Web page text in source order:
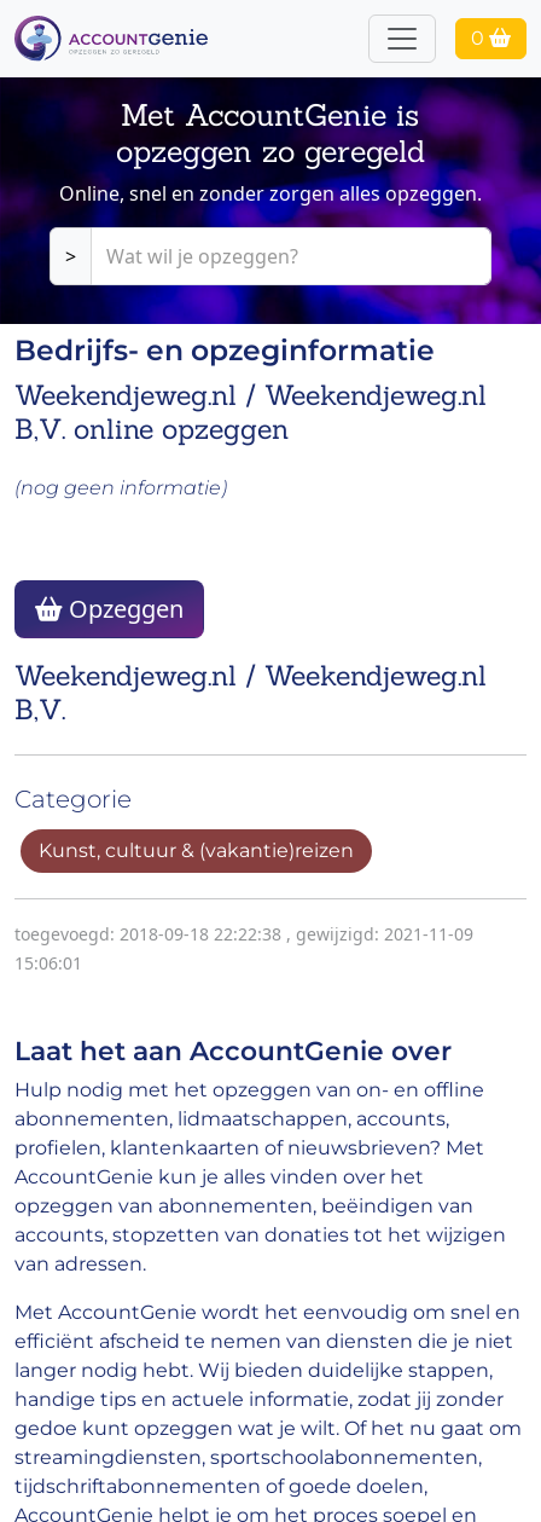
0
Met AccountGenie is
opzeggen zo geregeld
Online, snel en zonder zorgen alles opzeggen.
>
Bedrijfs- en opzeginformatie
Weekendjeweg.nl / Weekendjeweg.nl
B,V. online opzeggen
(nog geen informatie)
Weekendjeweg.nl / Weekendjeweg.nl
B,V.
Opzeggen
Categorie
Kunst, cultuur & (vakantie)reizen
toegevoegd: 2018-09-18 22:22:38 , gewijzigd: 2021-11-09
15:06:01
Laat het aan AccountGenie over
Hulp nodig met het opzeggen van on- en offline
abonnementen, lidmaatschappen, accounts,
profielen, klantenkaarten of nieuwsbrieven? Met
AccountGenie kun je alles vinden over het
opzeggen van abonnementen, beëindigen van
accounts, stopzetten van donaties tot het wijzigen
van adressen.
Met AccountGenie wordt het eenvoudig om snel en
efficiënt afscheid te nemen van diensten die je niet
langer nodig hebt. Wij bieden duidelijke stappen,
handige tips en actuele informatie, zodat jij zonder
gedoe kunt opzeggen wat je wilt. Of het nu gaat om
streamingdiensten, sportschoolabonnementen,
tijdschriftabonnementen of goede doelen,
AccountGenie helpt je om het proces soepel en